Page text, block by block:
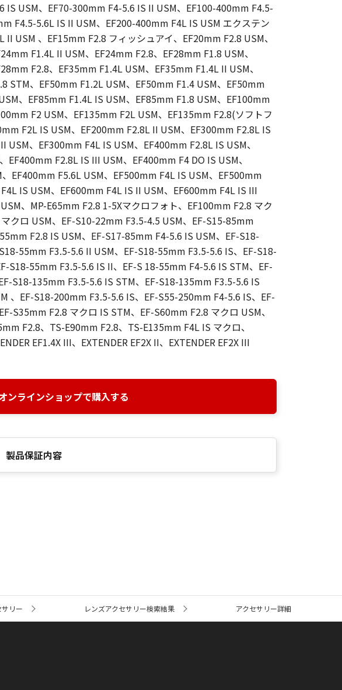
IS USM、EF70-300mm F4-5.6 IS II USM、EF100-400mm F4.5-
F4.5-5.6L IS II USM、EF200-400mm F4L IS USM エクステン
USM 、EF15mm F2.8 フィッシュアイ、EF20mm F2.8 USM、
F1.4L II USM、EF24mm F2.8、EF28mm F1.8 USM、
F2.8、EF35mm F1.4L USM、EF35mm F1.4L II USM、
STM、EF50mm F1.2L USM、EF50mm F1.4 USM、EF50mm
、EF85mm F1.4L IS USM、EF85mm F1.8 USM、EF100mm
F2 USM、EF135mm F2L USM、EF135mm F2.8(ソフトフ
F2L IS USM、EF200mm F2.8L II USM、EF300mm F2.8L IS
USM、EF300mm F4L IS USM、EF400mm F2.8L IS USM、
EF400mm F2.8L IS III USM、EF400mm F4 DO IS USM、
EF400mm F5.6L USM、EF500mm F4L IS USM、EF500mm
IS USM、EF600mm F4L IS II USM、EF600mm F4L IS III
、MP-E65mm F2.8 1-5Xマクロフォト、EF100mm F2.8 マク
クロ USM、EF-S10-22mm F3.5-4.5 USM、EF-S15-85mm
F2.8 IS USM、EF-S17-85mm F4-5.6 IS USM、EF-S18-
55mm F3.5-5.6 II USM、EF-S18-55mm F3.5-5.6 IS、EF-S18-
S18-55mm F3.5-5.6 IS II、EF-S 18-55mm F4-5.6 IS STM、EF-
S18-135mm F3.5-5.6 IS STM、EF-S18-135mm F3.5-5.6 IS
、EF-S18-200mm F3.5-5.6 IS、EF-S55-250mm F4-5.6 IS、EF-
S35mm F2.8 マクロ IS STM、EF-S60mm F2.8 マクロ USM、
F2.8、TS-E90mm F2.8、TS-E135mm F4L IS マクロ、
EF1.4X III、EXTENDER EF2X II、EXTENDER EF2X III
ンラインショップで購入する
製品保証内容
サリー レンズアクセサリー検索結果 アクセサリー詳細